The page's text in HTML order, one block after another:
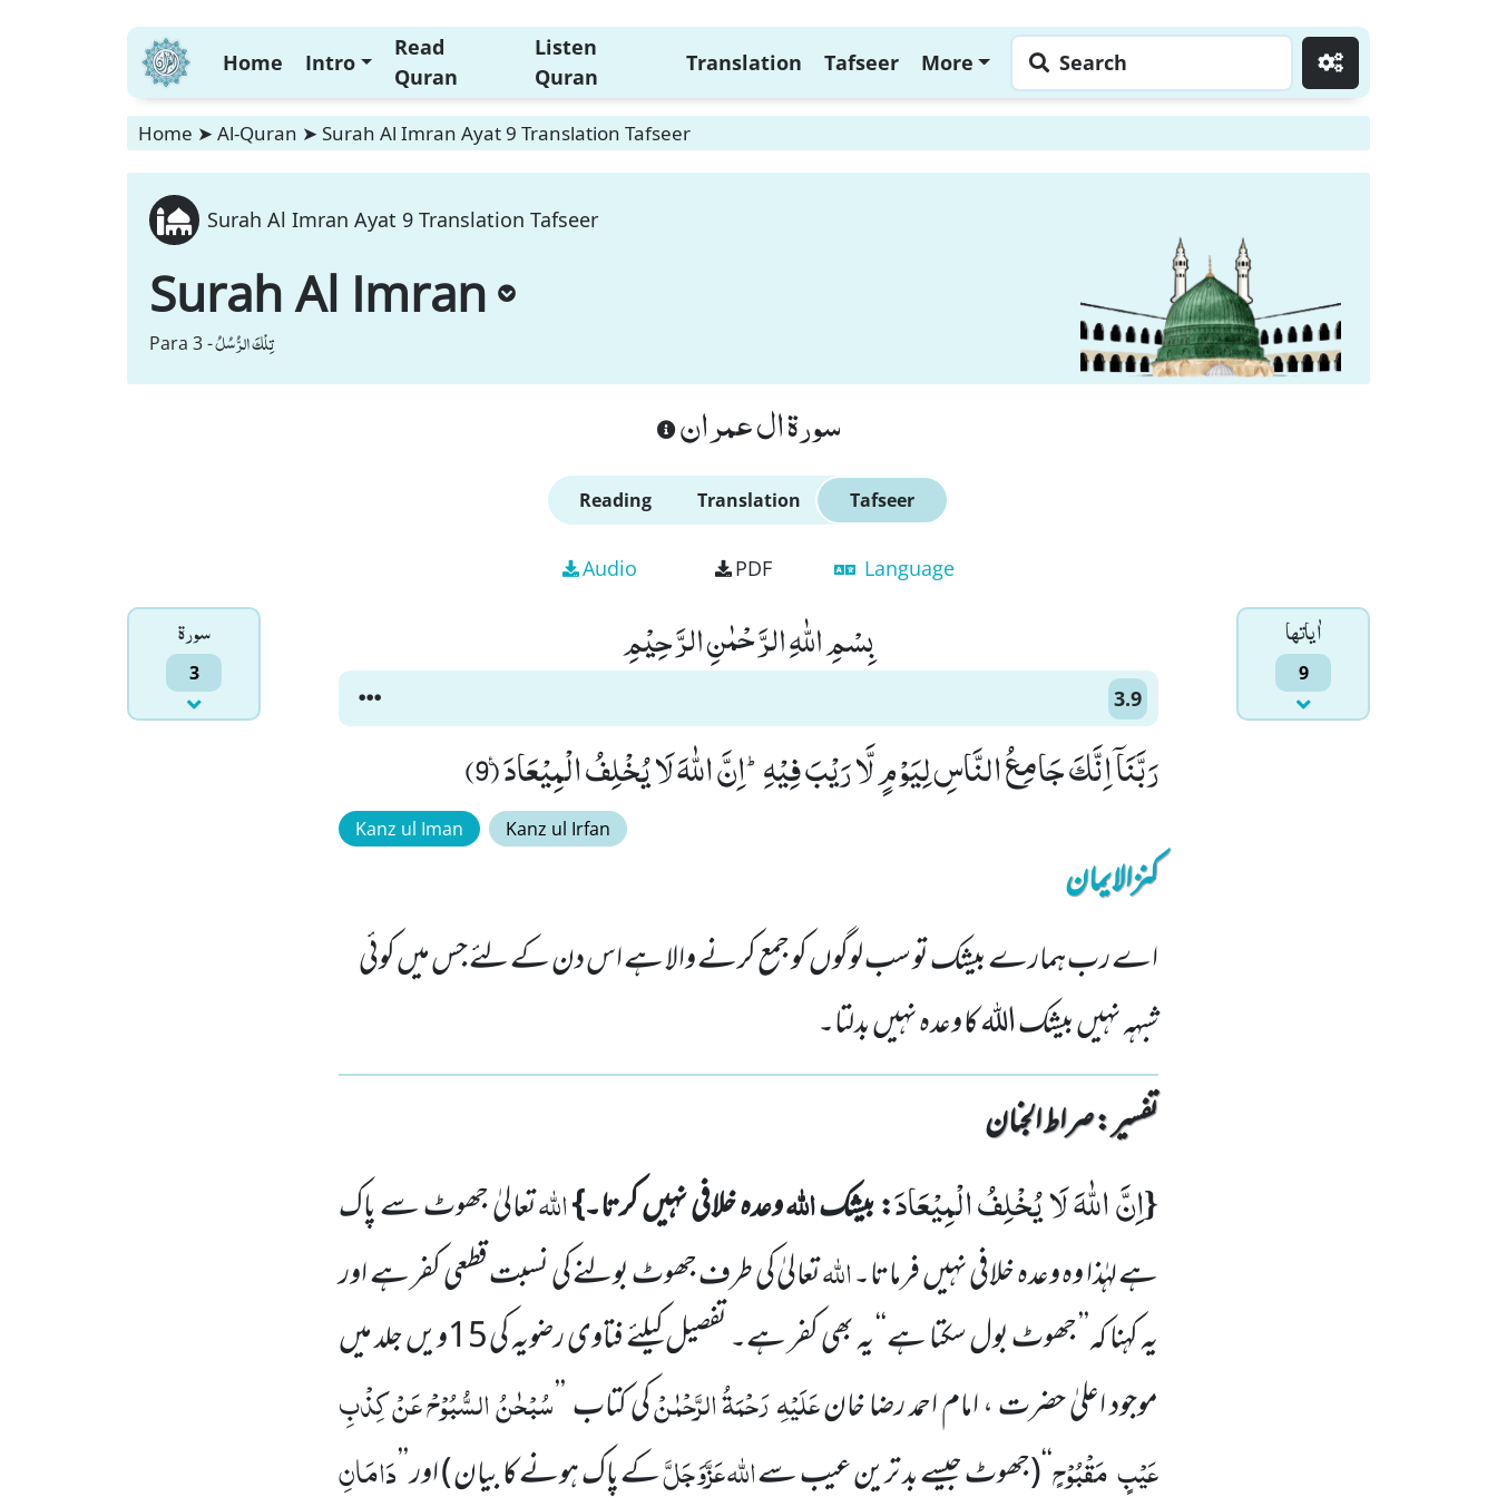
Home Intro
Read
Quran
Listen
Quran
Translation Tafseer More Search
Home ➤ Al-Quran ➤ Surah Al Imran Ayat 9 Translation Tafseer
Surah Al Imran Ayat 9 Translation Tafseer
Surah Al Imran
Para 3 -تِلْكَ الرُّسُلُ
سورة ال عمران
Reading Translation Tafseer
Audio PDF Language
سورۃ
3
اٰياتها
9
بِسْمِ اللّٰهِ الرَّحْمٰنِ الرَّحِیْمِ
3.9
رَبَّنَاۤ اِنَّكَ جَامِعُ النَّاسِ لِیَوْمٍ لَّا رَیْبَ فِیْهِؕ-اِنَّ اللّٰهَ لَا یُخْلِفُ الْمِیْعَادَ۠ (9)
Kanz ul Iman Kanz ul Irfan
کنزالایمان
اے رب ہمارے بیشک تو سب لوگوں کو جمع کرنے والا ہے اس دن کے لئے جس میں کوئی
شبہہ نہیں بیشک اللہ کا وعدہ نہیں بدلتا۔
تفسیر : ‎صراط الجنان
{اِنَّ اللّٰهَ لَا یُخْلِفُ الْمِیْعَادَ: بیشکاللہوعدہ خلافی نہیں کرتا۔}اللہتعالیٰ جھوٹ سے پاک
ہے لہٰذا وہ وعدہ خلافی نہیں فرماتا۔اللہتعالیٰ کی طرف جھوٹ بولنے کی نسبت قطعی کفر ہے اور
یہ کہنا کہ’’ جھوٹ بول سکتا ہے‘‘ یہ بھی کفر ہے۔ تفصیل کیلئے فتاوی رضویہ کی15ویں جلد میں
موجود اعلیٰ حضرت ، امام احمد رضا خانعَلَیْہِ رَحْمَۃُ الرَّحْمٰنْکی کتاب’’سُبْحٰنُ السُّبُوْحْ عَنْ کِذْبِ
عَیْبٍمَقْبُوْحٍ‘‘(جھوٹ جیسے بد ترین عیب سےاللہعَزَّوَجَلَّکے پاک ہونے کا بیان ) اور ’’دَامَانِ